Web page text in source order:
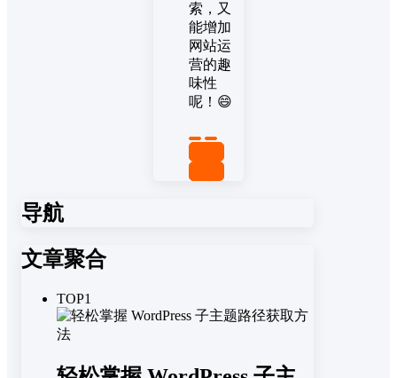
索，又
能增加
网站运
营的趣
味性
呢！😄
导航
文章聚合
TOP1